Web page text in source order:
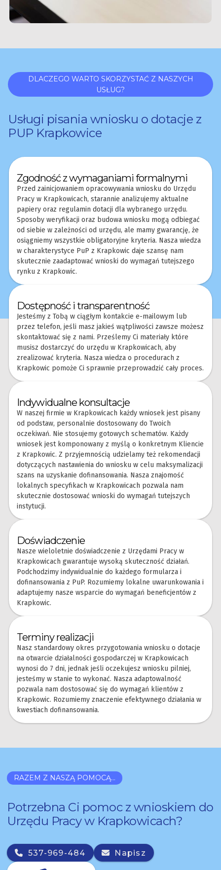
DLACZEGO WARTO SKORZYSTAĆ Z NASZYCH
USŁUG?
Usługi pisania wniosku o dotacje z
PUP Krapkowice
Zgodność z wymaganiami formalnymi
Przed zainicjowaniem opracowywania wniosku do Urzędu
Pracy w Krapkowicach, starannie analizujemy aktualne
papiery oraz regulamin dotacji dla wybranego urzędu.
Sposoby weryfikacji oraz budowa wniosku mogą odbiegać
od siebie w zależności od urzędu, ale mamy gwarancję, że
osiągniemy wszystkie obligatoryjne kryteria. Nasza wiedza
w charakterystyce PuP z Krapkowic daje szansę nam
skutecznie zaadaptować wnioski do wymagań tutejszego
rynku z Krapkowic.
Dostępność i transparentność
Jesteśmy z Tobą w ciągłym kontakcie e-mailowym lub
przez telefon, jeśli masz jakieś wątpliwości zawsze możesz
skontaktować się z nami. Prześlemy Ci materiały które
musisz dostarczyć do urzędu w Krapkowicach, aby
zrealizować kryteria. Nasza wiedza o procedurach z
Krapkowic pomoże Ci sprawnie przeprowadzić cały proces.
Indywidualne konsultacje
W naszej firmie w Krapkowicach każdy wniosek jest pisany
od podstaw, personalnie dostosowany do Twoich
oczekiwań. Nie stosujemy gotowych schematów. Każdy
wniosek jest komponowany z myślą o konkretnym Kliencie
z Krapkowic. Z przyjemnością udzielamy też rekomendacji
dotyczących nastawienia do wniosku w celu maksymalizacji
szans na uzyskanie dofinansowania. Nasza znajomość
lokalnych specyfikach w Krapkowicach pozwala nam
skutecznie dostosować wnioski do wymagań tutejszych
instytucji.
Doświadczenie
Nasze wieloletnie doświadczenie z Urzędami Pracy w
Krapkowicach gwarantuje wysoką skuteczność działań.
Podchodzimy indywidualnie do każdego formularza i
dofinansowania z PuP. Rozumiemy lokalne uwarunkowania i
adaptujemy nasze wsparcie do wymagań beneficjentów z
Krapkowic.
Terminy realizacji
Nasz standardowy okres przygotowania wniosku o dotacje
na otwarcie działalności gospodarczej w Krapkowicach
wynosi do 7 dni, jednak jeśli oczekujesz wniosku pilniej,
jesteśmy w stanie to wykonać. Nasza adaptowalność
pozwala nam dostosować się do wymagań klientów z
Krapkowic. Rozumiemy znaczenie efektywnego działania w
kwestiach dofinansowania.
RAZEM Z NASZĄ POMOCĄ...
Potrzebna Ci pomoc z wnioskiem do
Urzędu Pracy w Krapkowicach?
537-969-484 Napisz